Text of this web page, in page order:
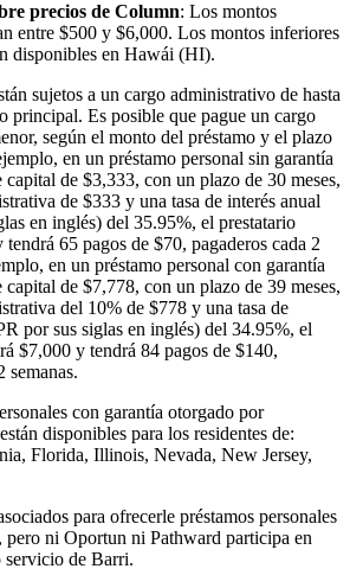
precios de Column: Los montos
entre $500 y $6,000. Los montos inferiores
disponibles en Hawái (HI).
sujetos a un cargo administrativo de hasta
principal. Es posible que pague un cargo
según el monto del préstamo y el plazo
en un préstamo personal sin garantía
de $3,333, con un plazo de 30 meses,
de $333 y una tasa de interés anual
en inglés) del 35.95%, el prestatario
65 pagos de $70, pagaderos cada 2
en un préstamo personal con garantía
de $7,778, con un plazo de 39 meses,
del 10% de $778 y una tasa de
por sus siglas en inglés) del 34.95%, el
$7,000 y tendrá 84 pagos de $140,
semanas.
con garantía otorgado por
disponibles para los residentes de:
Florida, Illinois, Nevada, New Jersey,
para ofrecerle préstamos personales
pero ni Oportun ni Pathward participa en
de Barri.